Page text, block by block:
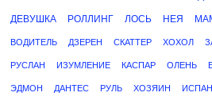
ДЕВУШКА РОЛЛИНГ ЛОСЬ НЕЯ
ВОДИТЕЛЬ ДЗЕРЕН СКАТТЕР ХОХОЛ
РУСЛАН ИЗУМЛЕНИЕ КАСПАР ОЛЕНЬ
ЭДМОН ДАНТЕС РУЛЬ ХОЗЯИН